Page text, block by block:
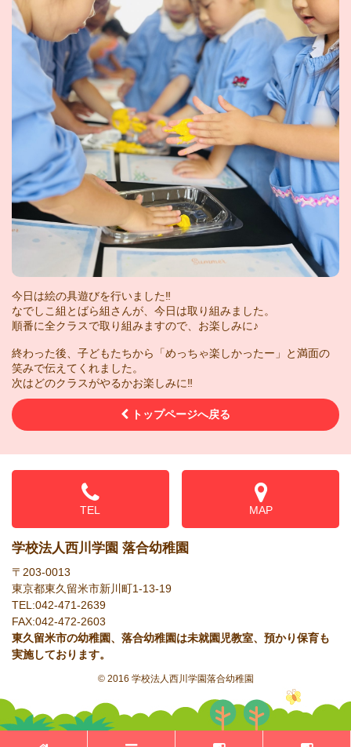
今日は絵の具遊びを行いました‼︎
なでしこ組とばら組さんが、今日は取り組みました。
順番に全クラスで取り組みますので、お楽しみに♪
終わった後、子どもたちから「めっちゃ楽しかったー」と満面の
笑みで伝えてくれました。
次はどのクラスがやるかお楽しみに‼︎
トップページへ戻る
TEL MAP
学校法人西川学園 落合幼稚園
〒203-0013
東京都東久留米市新川町1-13-19
TEL:042-471-2639
FAX:042-472-2603
東久留米市の幼稚園、落合幼稚園は未就園児教室、預かり保育も
実施しております。
© 2016 学校法人西川学園落合幼稚園